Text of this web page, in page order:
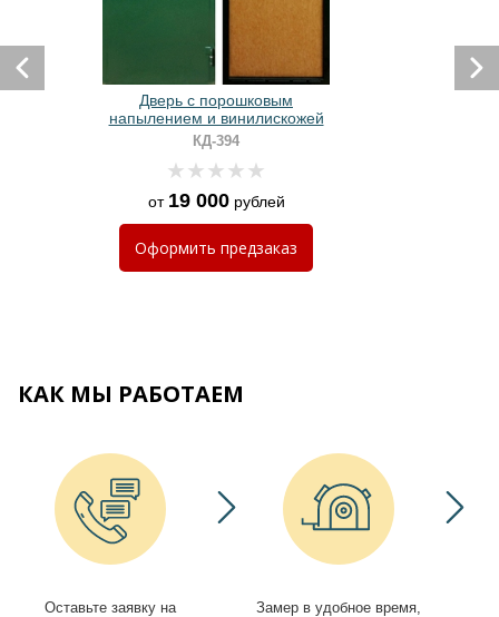
Дверь с порошковым
напылением и винилискожей
КД-394
от 19 000рублей
Оформить предзаказ
КАК МЫ РАБОТАЕМ
Оставьте заявку на
Замер в удобное время,